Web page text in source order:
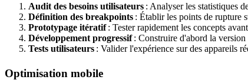
Audit des besoins utilisateurs : Analyser les statistiques
Définition des breakpoints : Établir les points de rupture
Prototypage itératif: Tester rapidement les concepts
Développement progressif: Construire d'abord la version
Tests utilisateurs : Valider l'expérience sur des appareils
Optimisation mobile